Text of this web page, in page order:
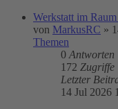
Werkstatt im
von MarkusRC »
Themen
0 Antworten
172 Zugriffe
Letzter
14 Jul 2026